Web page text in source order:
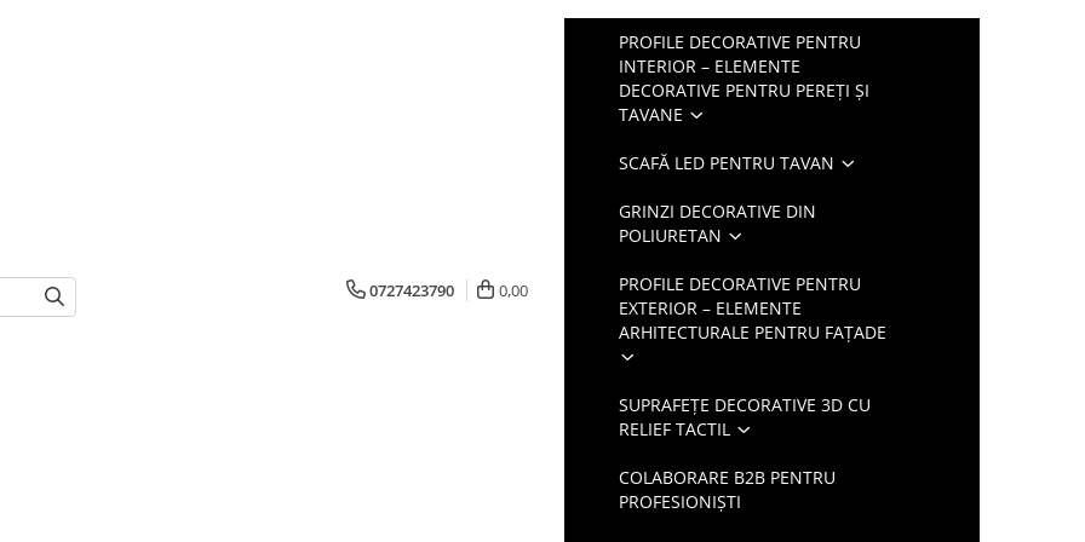
0727423790 0,00
PROFILE DECORATIVE PENTRU
INTERIOR – ELEMENTE
DECORATIVE PENTRU PEREȚI ȘI
TAVANE
SCAFĂ LED PENTRU TAVAN
GRINZI DECORATIVE DIN
POLIURETAN
PROFILE DECORATIVE PENTRU
EXTERIOR – ELEMENTE
ARHITECTURALE PENTRU FAȚADE
SUPRAFEȚE DECORATIVE 3D CU
RELIEF TACTIL
COLABORARE B2B PENTRU
PROFESIONIȘTI